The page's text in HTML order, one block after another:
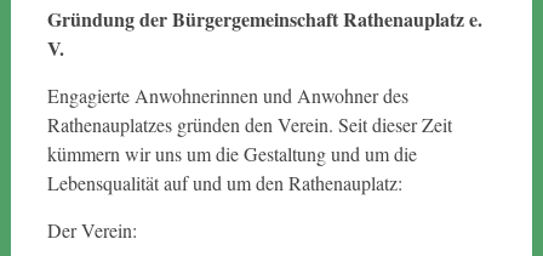
Gründung der Bürgergemeinschaft Rathenauplatz e.
V.
Engagierte Anwohnerinnen und Anwohner des
Rathenauplatzes gründen den Verein. Seit dieser Zeit
kümmern wir uns um die Gestaltung und um die
Lebensqualität auf und um den Rathenauplatz:
Der Verein: